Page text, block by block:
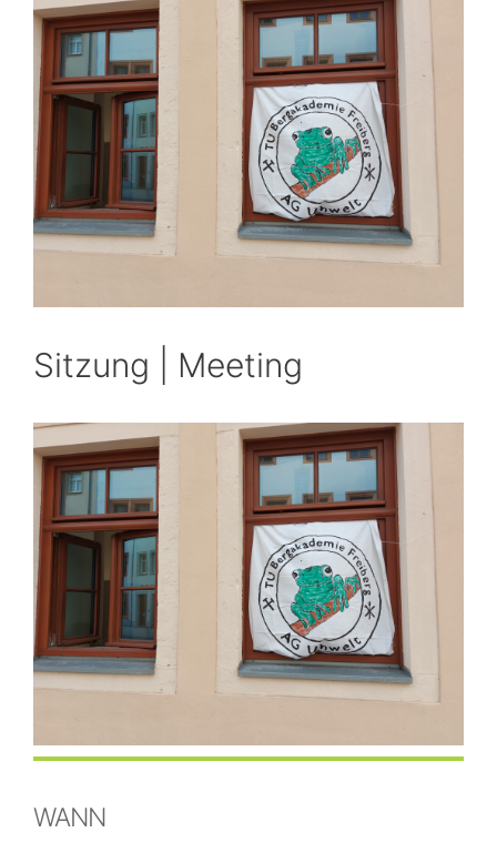
Sitzung | Meeting
WANN